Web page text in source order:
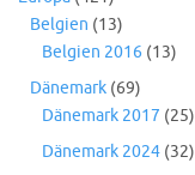
Belgien (13)
Belgien 2016 (13)
Dänemark (69)
Dänemark 2017 (25)
Dänemark 2024 (32)